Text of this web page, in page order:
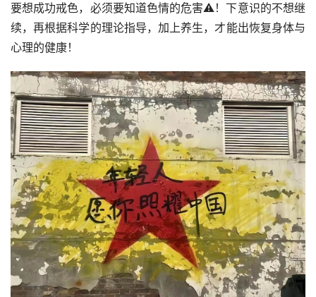
要想成功戒色，必须要知道色情的危害⚠️！下意识的不想继
续，再根据科学的理论指导，加上养生，才能出恢复身体与
心理的健康！